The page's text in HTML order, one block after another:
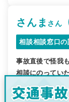
さんま さん
相談相談窓口の
事故直後で怪我
相談にのってい
ございます。